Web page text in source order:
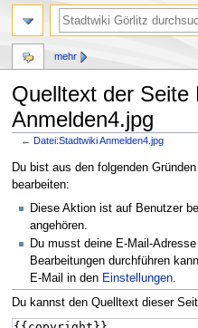
Quelltext der Seite
Anmelden4.jpg
← Datei:Stadtwiki Anmelden4.jpg
Zur
Navigation
springen
Zur
Suche
springen
Du bist aus den folgenden
bearbeiten:
Diese Aktion ist auf Benutzer
angehören.
Du musst deine E-Mail-
Bearbeitungen durchführen
E-Mail in den Einstellungen
Du kannst den Quelltext dieser
mehr